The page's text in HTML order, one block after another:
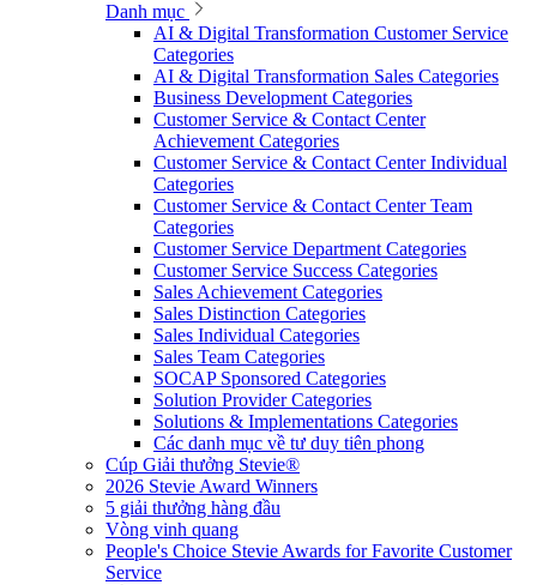
Danh mục
AI & Digital Transformation Customer Service
Categories
AI & Digital Transformation Sales Categories
Business Development Categories
Customer Service & Contact Center
Achievement Categories
Customer Service & Contact Center Individual
Categories
Customer Service & Contact Center Team
Categories
Customer Service Department Categories
Customer Service Success Categories
Sales Achievement Categories
Sales Distinction Categories
Sales Individual Categories
Sales Team Categories
SOCAP Sponsored Categories
Solution Provider Categories
Solutions & Implementations Categories
Các danh mục về tư duy tiên phong
Cúp Giải thưởng Stevie®
2026 Stevie Award Winners
5 giải thưởng hàng đầu
Vòng vinh quang
People's Choice Stevie Awards for Favorite Customer
Service